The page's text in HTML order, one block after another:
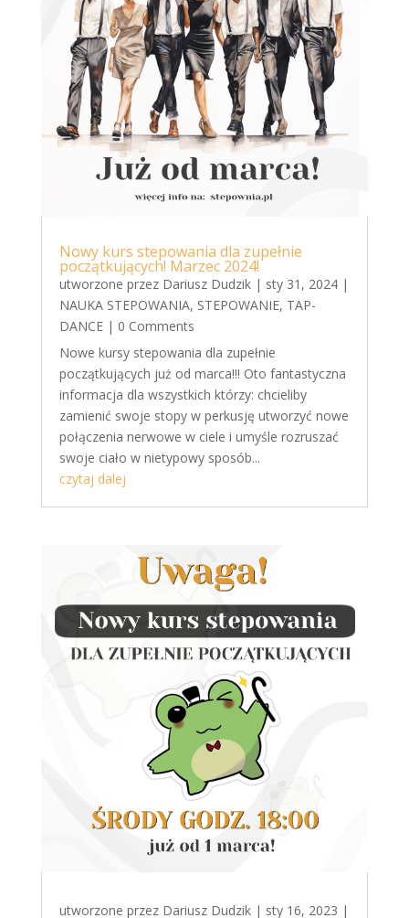
Nowy kurs stepowania dla zupełnie
początkujących! Marzec 2024!
utworzone przez Dariusz Dudzik| sty 31, 2024|
NAUKA STEPOWANIA, STEPOWANIE, TAP-
DANCE| 0 Comments
Nowe kursy stepowania dla zupełnie
początkujących już od marca!!! Oto fantastyczna
informacja dla wszystkich którzy: chcieliby
zamienić swoje stopy w perkusję utworzyć nowe
połączenia nerwowe w ciele i umyśle rozruszać
swoje ciało w nietypowy sposób...
czytaj dalej
utworzone przez Dariusz Dudzik| sty 16, 2023 |